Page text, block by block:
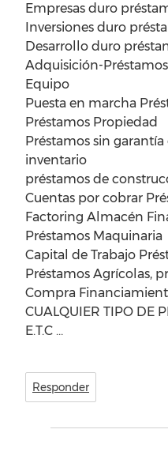
Empresas duro
Inversiones duro
Desarrollo duro
Adquisición-
Equipo
Puesta en marcha
Préstamos Propiedad
Préstamos sin
inventario
préstamos de
Cuentas por cobrar
Factoring Almacén
Préstamos Maquinaria
Capital de Trabajo
Préstamos Agrícolas,
Compra
CUALQUIER TIPO DE
E.T.C …
Responder